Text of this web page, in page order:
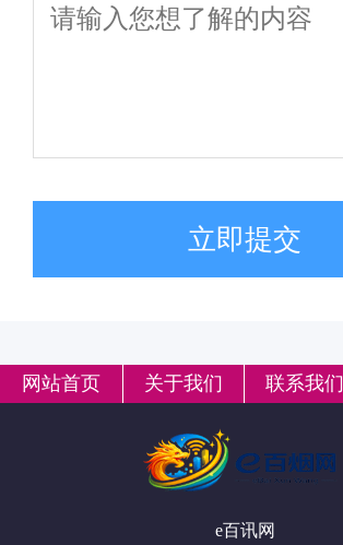
立即提交
网站首页 关于我们 联系我们
e百讯网